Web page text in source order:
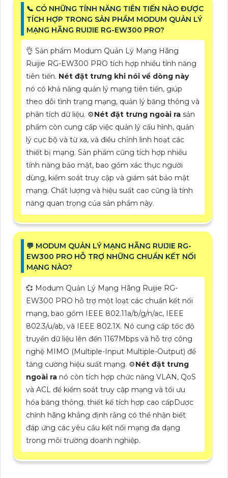
📞 CÓ NHỮNG TÍNH NĂNG TIÊN TIẾN NÀO ĐƯỢC
TÍCH HỢP TRONG SẢN PHẨM MODUM QUẢN LÝ
MẠNG HÃNG RUIJIE RG-EW300 PRO?
👌 Sản phẩm Modum Quản Lý Mạng Hãng
Ruijie RG-EW300 PRO tích hợp nhiều tính năng
tiên tiến. Nét đặt trưng khi nói về dòng này
nó có khả năng quản lý mạng tiên tiến, giúp
theo dõi tình trạng mạng, quản lý băng thông và
phân tích dữ liệu. ⚙Nét đặt trưng ngoài ra sản
phẩm còn cung cấp việc quản lý cấu hình, quản
lý cục bộ và từ xa, và điều chỉnh linh hoạt các
thiết bị mạng. Sản phẩm cũng tích hợp nhiều
tính năng bảo mật, bao gồm xác thực người
dùng, kiểm soát truy cập và giám sát bảo mật
mạng. Chất lượng và hiệu suất cao cũng là tính
năng quan trọng của sản phẩm này.
️💬 MODUM QUẢN LÝ MẠNG HÃNG RUIJIE RG-
EW300 PRO HỖ TRỢ NHỮNG CHUẨN KẾT NỐI
MẠNG NÀO?
💞 Modum Quản Lý Mạng Hãng Ruijie RG-
EW300 PRO hỗ trợ một loạt các chuẩn kết nối
mạng, bao gồm IEEE 802.11a/b/g/n/ac, IEEE
802.3/u/ab, và IEEE 802.1X. Nó cung cấp tốc độ
truyền dữ liệu lên đến 1167Mbps và hỗ trợ công
nghệ MIMO (Multiple-Input Multiple-Output) để
tăng cường hiệu suất mạng. ⚙Nét đặt trưng
ngoài ra nó còn tích hợp chức năng VLAN, QoS
và ACL để kiểm soát truy cập mạng và tối ưu
hóa băng thông. thiết kế tích hợp cao cấpDược
chính hãng khẳng định rằng có thể nhận biết
đáp ứng các yêu cầu kết nối mạng đa dạng
trong môi trường doanh nghiệp.